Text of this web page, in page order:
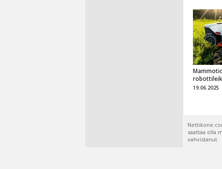
19.06.2025
saattaa olla
vahvistanut.